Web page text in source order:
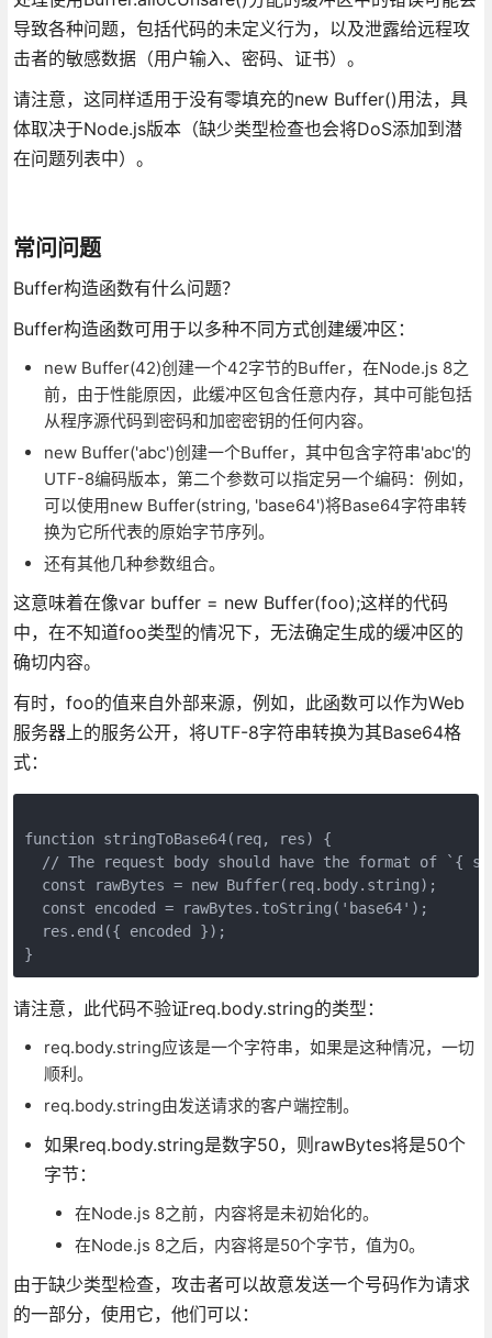
导致各种问题，包括代码的未定义行为，以及泄露给远程攻
击者的敏感数据（用户输入、密码、证书）。
请注意，这同样适用于没有零填充的new Buffer()用法，具
体取决于Node.js版本（缺少类型检查也会将DoS添加到潜
在问题列表中）。
常问问题
Buffer构造函数有什么问题？
Buffer构造函数可用于以多种不同方式创建缓冲区：
new Buffer(42)创建一个42字节的Buffer，在Node.js 8之
前，由于性能原因，此缓冲区包含任意内存，其中可能包括
从程序源代码到密码和加密密钥的任何内容。
new Buffer('abc')创建一个Buffer，其中包含字符串'abc'的
UTF-8编码版本，第二个参数可以指定另一个编码：例如，
可以使用new Buffer(string, 'base64')将Base64字符串转
换为它所代表的原始字节序列。
还有其他几种参数组合。
这意味着在像var buffer = new Buffer(foo);这样的代码
中，在不知道foo类型的情况下，无法确定生成的缓冲区的
确切内容。
有时，foo的值来自外部来源，例如，此函数可以作为Web
服务器上的服务公开，将UTF-8字符串转换为其Base64格
式：
function stringToBase64(req, res) {
// The request body should have the format of `{
  const rawBytes = new Buffer(req.body.string);
  const encoded = rawBytes.toString('base64');
  res.end({ encoded });
}
请注意，此代码不验证req.body.string的类型：
req.body.string应该是一个字符串，如果是这种情况，一切
顺利。
req.body.string由发送请求的客户端控制。
如果req.body.string是数字50，则rawBytes将是50个
字节：
在Node.js 8之前，内容将是未初始化的。
在Node.js 8之后，内容将是50个字节，值为0。
由于缺少类型检查，攻击者可以故意发送一个号码作为请求
的一部分，使用它，他们可以：